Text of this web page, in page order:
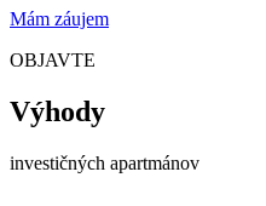
Mám záujem
OBJAVTE
Výhody
investičných apartmánov